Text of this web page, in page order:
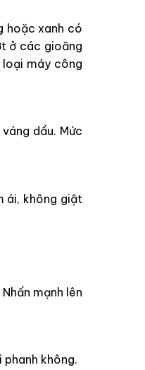
hoặc xanh có
ở các gioăng
máy công
dầu. Mức
ái, không giật
mạnh lên
phanh không.